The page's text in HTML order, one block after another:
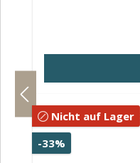
Nicht auf Lager
-33%